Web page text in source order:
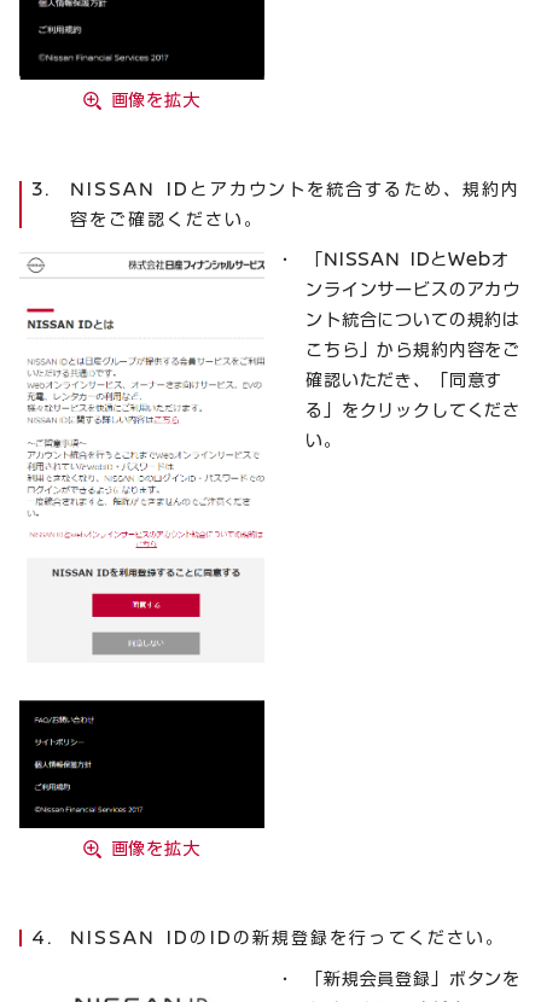
画像を拡大
NISSAN IDとアカウントを統合するため、規約内
容をご確認ください。
画像を拡大
「NISSAN IDとWebオ
ンラインサービスのアカウ
ント統合についての規約は
こちら」から規約内容をご
確認いただき、「同意す
る」をクリックしてくださ
い。
NISSAN IDのIDの新規登録を行ってください。
「新規会員登録」ボタンを